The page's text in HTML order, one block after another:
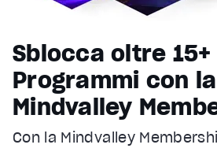
Sblocca oltre 15+
Programmi con la
Mindvalley
Con la Mindvalley